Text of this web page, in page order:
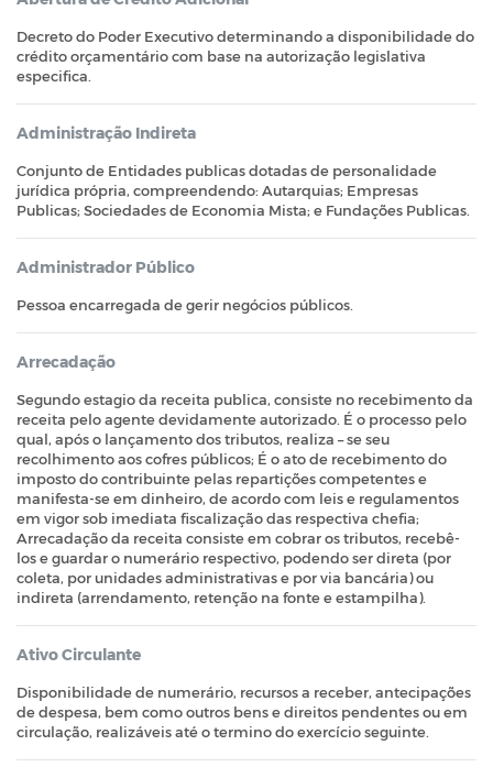
Decreto do Poder Executivo determinando a disponibilidade do
crédito orçamentário com base na autorização legislativa
especifica.
Administração Indireta
Conjunto de Entidades publicas dotadas de personalidade
jurídica própria, compreendendo: Autarquias; Empresas
Publicas; Sociedades de Economia Mista; e Fundações Publicas.
Administrador Público
Pessoa encarregada de gerir negócios públicos.
Arrecadação
Segundo estagio da receita publica, consiste no recebimento da
receita pelo agente devidamente autorizado. É o processo pelo
qual, após o lançamento dos tributos, realiza – se seu
recolhimento aos cofres públicos; É o ato de recebimento do
imposto do contribuinte pelas repartições competentes e
manifesta-se em dinheiro, de acordo com leis e regulamentos
em vigor sob imediata fiscalização das respectiva chefia;
Arrecadação da receita consiste em cobrar os tributos, recebê-
los e guardar o numerário respectivo, podendo ser direta (por
coleta, por unidades administrativas e por via bancária) ou
indireta (arrendamento, retenção na fonte e estampilha).
Ativo Circulante
Disponibilidade de numerário, recursos a receber, antecipações
de despesa, bem como outros bens e direitos pendentes ou em
circulação, realizáveis até o termino do exercício seguinte.